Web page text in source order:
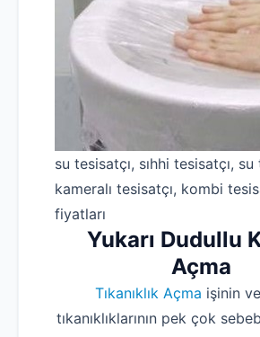
su tesisatçı, sıhhi tesisatçı,
kameralı tesisatçı, kombi
fiyatları
Yukarı Dudullu
Açma
Tıkanıklık Açma işinin
tıkanıklıklarının pek çok